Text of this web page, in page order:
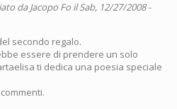
daJacopo Fo il Sab, 12/27/2008 -
secondo regalo.
essere di prendere un solo
ti dedica una poesia speciale